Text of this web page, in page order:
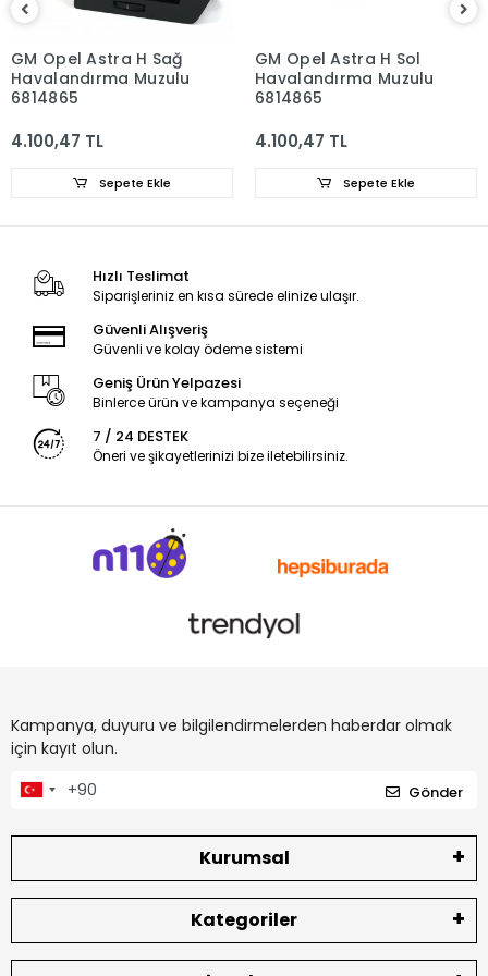
GM Opel Astra H Sağ
Havalandırma Muzulu
6814865
4.100,47 TL
Sepete Ekle
GM Opel Astra H Sol
Havalandırma Muzulu
6814865
4.100,47 TL
Sepete Ekle
Hızlı Teslimat
Siparişleriniz en kısa sürede elinize ulaşır.
Güvenli Alışveriş
Güvenli ve kolay ödeme sistemi
Geniş Ürün Yelpazesi
Binlerce ürün ve kampanya seçeneği
7 / 24 DESTEK
Öneri ve şikayetlerinizi bize iletebilirsiniz.
Kampanya, duyuru ve bilgilendirmelerden haberdar olmak
için kayıt olun.
Gönder
Kurumsal
Kategoriler